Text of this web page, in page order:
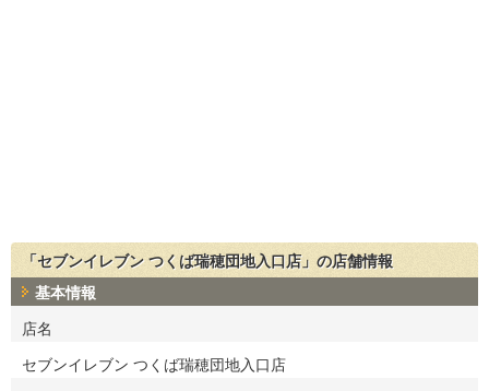
「セブンイレブン つくば瑞穂団地入口店」の店舗情報
基本情報
店名
セブンイレブン つくば瑞穂団地入口店